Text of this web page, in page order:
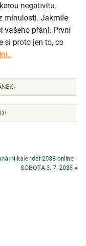
negativitu.
minulosti. Jakmile
vašeho přání. První
si proto jen to, co
kalendář 2038 online -
SOBOTA 3. 7. 2038 »